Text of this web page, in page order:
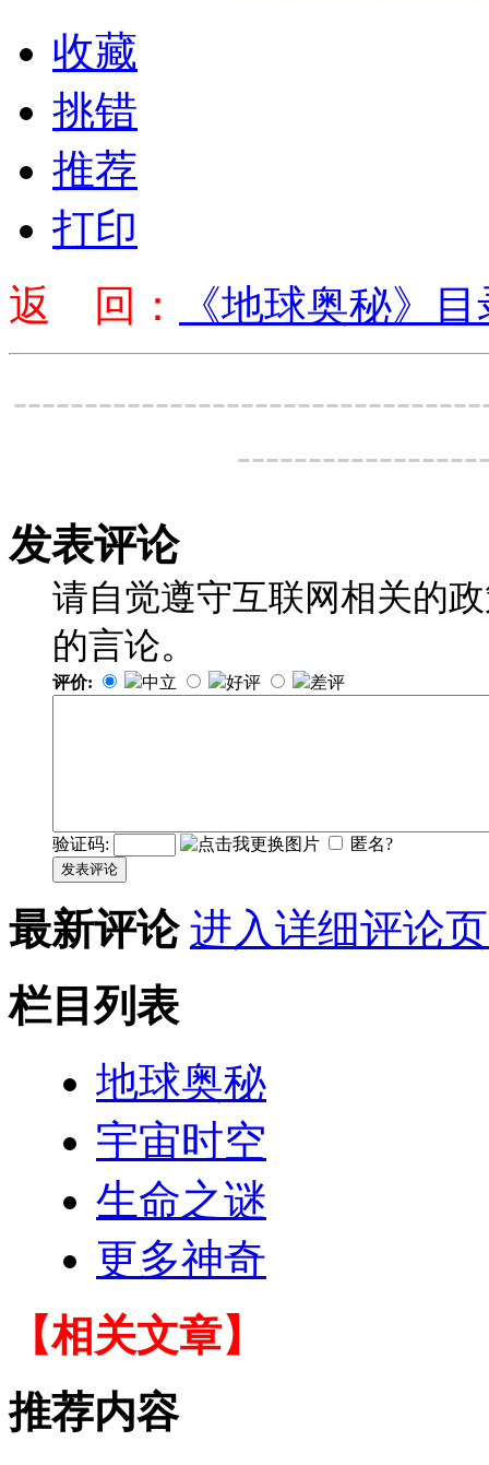
收藏
挑错
推荐
打印
返 回：
《地球奥秘》
发表评论
请自觉遵守互联网相关的
的言论。
评价: 中立 好评 差评
验证码: 匿名?
发表评论
最新评论 进入详细评论
栏目列表
地球奥秘
宇宙时空
生命之谜
更多神奇
【相关文章】
推荐内容